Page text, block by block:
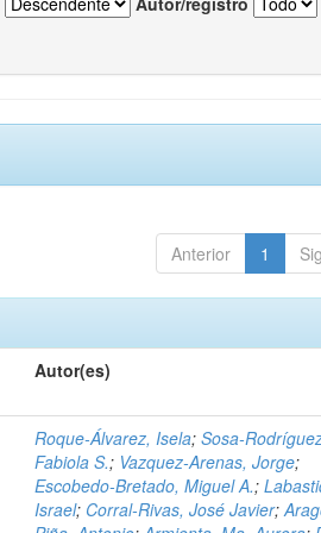
Anterior 1
Autor(es)
Roque-Álvarez, Isela;Sosa-
Fabiola S.; Vazquez-Arenas, Jorge;
Escobedo-Bretado, Miguel A.;
Israel; Corral-Rivas, José Javier;